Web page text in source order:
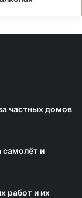
частных домов
самолёт и
работ и их